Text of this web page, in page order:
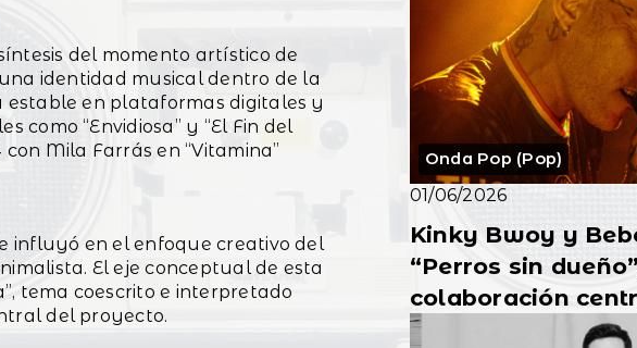
del momento artístico de
identidad musical dentro de la
estable en plataformas digitales y
como “Envidiosa” y “El Fin del
Mila Farrás en “Vitamina”
influyó en el enfoque creativo del
El eje conceptual de esta
tema coescrito e interpretado
del proyecto.
Onda Pop (Pop)
01/06/2026
Kinky Bwoy y
“Perros sin
colaboración
relaciones libres